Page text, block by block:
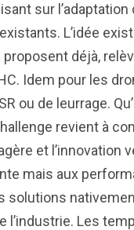
sur l’adaptation
L’idée
déjà,
Idem pour les
ou de leurrage.
revient à
et l’innovation
mais aux
solutions
l’industrie. Les